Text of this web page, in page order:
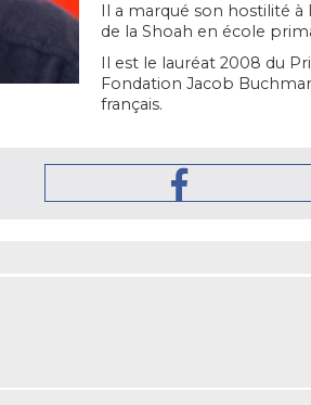
Il a marqué son hostilité
de la Shoah en école
Il est le lauréat 2008 du
Fondation Jacob
français.